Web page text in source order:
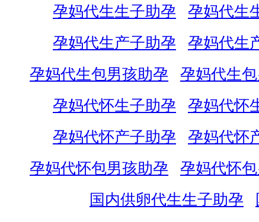
孕妈代生生子助孕
孕妈代生
孕妈代生产子助孕
孕妈代生
孕妈代生包男孩助孕
孕妈代生
孕妈代怀生子助孕
孕妈代怀
孕妈代怀产子助孕
孕妈代怀
孕妈代怀包男孩助孕
孕妈代怀
国内供卵代生生子助孕